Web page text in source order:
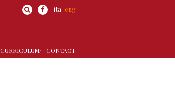
ita eng
CURRICULUM/ CONTACT